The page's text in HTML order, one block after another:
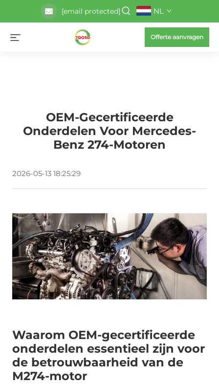
[email protected] NL
Offerte aanvragen
OEM-Gecertificeerde
Onderdelen Voor Mercedes-
Benz 274-Motoren
2026-05-13 18:25:29
Waarom OEM-gecertificeerde
onderdelen essentieel zijn voor
de betrouwbaarheid van de
M274-motor